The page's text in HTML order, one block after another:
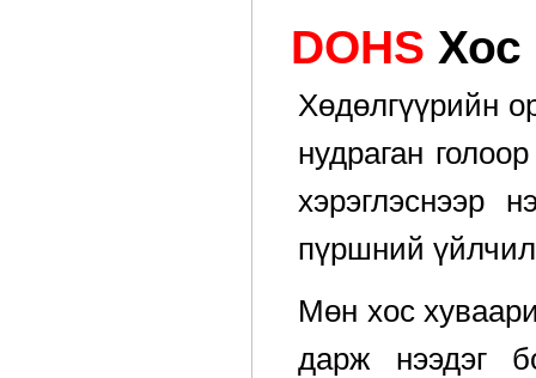
DOHS Хос
Хөдөлгүүрийн
нудраган
хэрэглэснээр
пүршний
Мөн хос
дарж нээдэг